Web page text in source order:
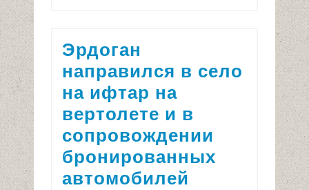
Эрдоган
направился в село
на ифтар на
вертолете и в
сопровождении
бронированных
автомобилей